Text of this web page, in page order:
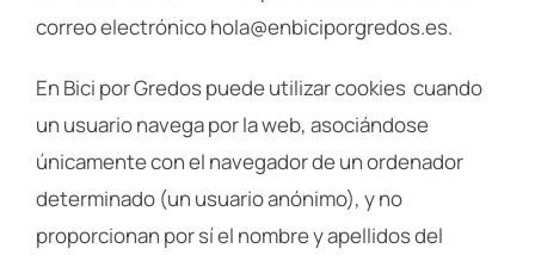
correo electrónico hola@enbiciporgredos.es.
En Bici por Gredos puede utilizar ​cookies ​ cuando
un usuario navega por la web, asociándose
únicamente con el navegador de un ordenador
determinado (un usuario anónimo), y no
proporcionan por sí el nombre y apellidos del